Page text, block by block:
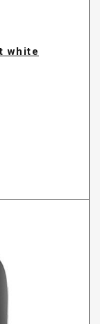
white